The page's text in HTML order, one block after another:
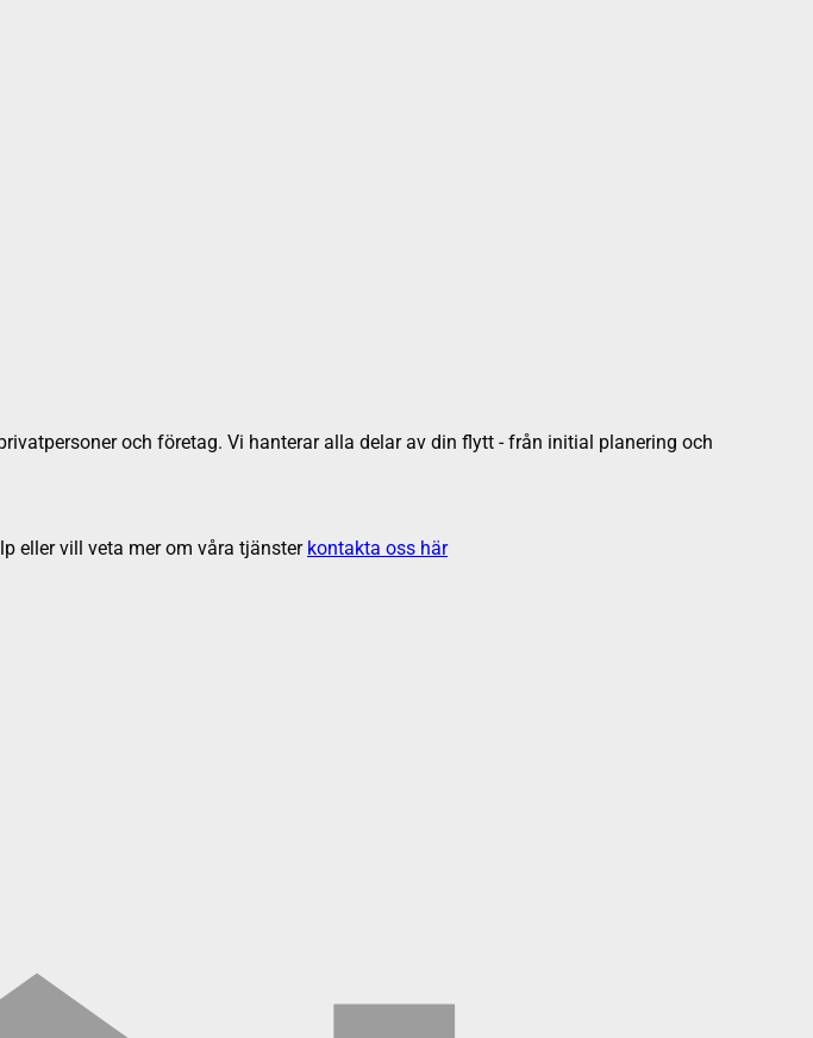
och företag. Vi hanterar alla delar av din flytt - från initial planering och
eller vill veta mer om våra tjänster kontakta oss här